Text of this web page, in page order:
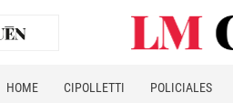
HOME CIPOLLETTI POLICIALES